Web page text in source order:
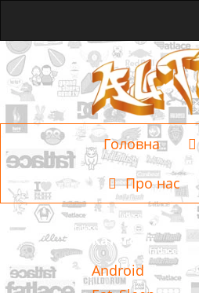
Головна
Про нас
Категорії
Android